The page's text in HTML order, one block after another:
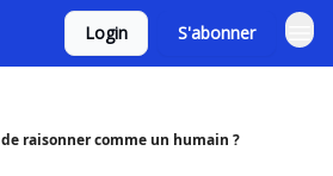
Login S'abonner
raisonner comme un humain ?